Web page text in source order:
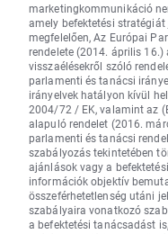
marketingkommunikáció
amely befektetési
megfelelően, Az Európai
rendelete (2014. április
visszaélésekről szóló
parlamenti és tanácsi
irányelvek hatályon kívül
2004/72 / EK, valamint az
alapuló rendelet (2016.
parlamenti és tanácsi
szabályozás tekintetében
ajánlások vagy a
információk objektív
összeférhetetlenség utáni
szabályaira vonatkozó
a befektetési tanácsadást